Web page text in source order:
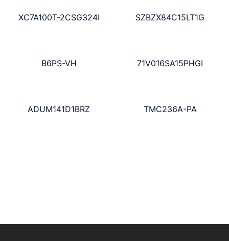
XC7A100T-2CSG324I SZBZX84C15LT1G
B6PS-VH 71V016SA15PHGI
ADUM141D1BRZ TMC236A-PA